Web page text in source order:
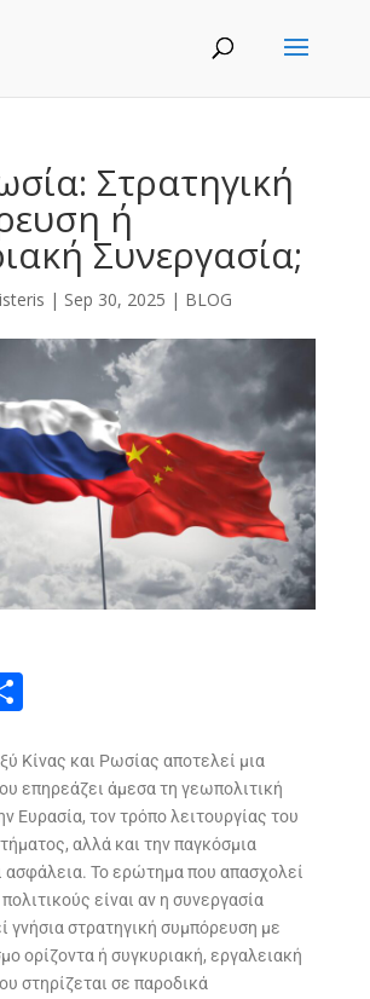
Στρατηγική
ή
Συνεργασία;
| Sep 30, 2025 | BLOG
S
ar
e
Κίνας και Ρωσίας αποτελεί μια
επηρεάζει άμεσα τη γεωπολιτική
Ευρασία, τον τρόπο λειτουργίας του
αλλά και την παγκόσμια
ασφάλεια. Το ερώτημα που απασχολεί
είναι αν η συνεργασία
γνήσια στρατηγική συμπόρευση με
ορίζοντα ή συγκυριακή, εργαλειακή
στηρίζεται σε παροδικά